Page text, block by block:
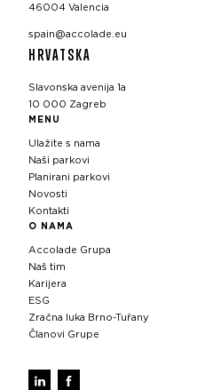
46004 Valencia
spain@accolade.eu
HRVATSKA
Slavonska avenija 1a
10 000 Zagreb
MENU
Ulažite s nama
Naši parkovi
Planirani parkovi
Novosti
Kontakti
O NAMA
Accolade Grupa
Naš tim
Karijera
ESG
Zračna luka Brno-Tuřany
Članovi Grupe